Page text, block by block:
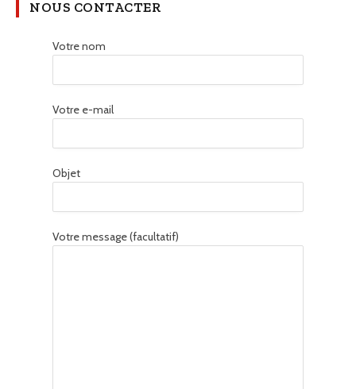
NOUS CONTACTER
Votre nom
Votre e-mail
Objet
Votre message (facultatif)